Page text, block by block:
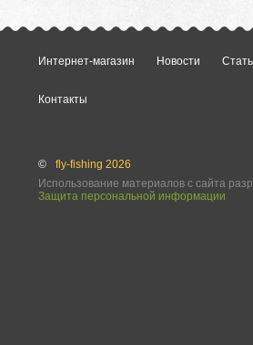
Интернет-магазин Новости
Контакты
©
fly-fishing 2026
Использование материалов с сайта
Защита персональной информации